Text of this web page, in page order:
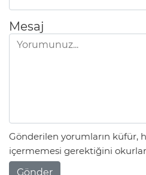
Mesaj
Gönderilen yorumların küfür,
içermemesi gerektiğini
Gönder